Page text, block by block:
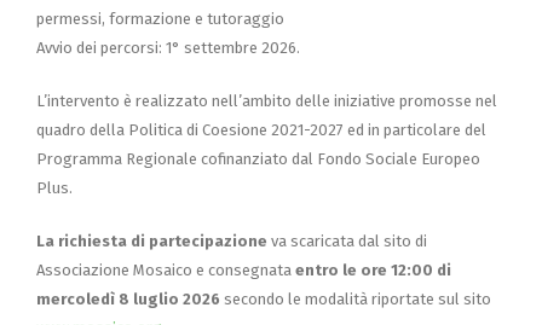
permessi, formazione e tutoraggio
Avvio dei percorsi: 1° settembre 2026.
L’intervento è realizzato nell’ambito delle iniziative promosse nel
quadro della Politica di Coesione 2021-2027 ed in particolare del
Programma Regionale cofinanziato dal Fondo Sociale Europeo
Plus.
La richiesta di partecipazione va scaricata dal sito di
Associazione Mosaico e consegnata entro le ore 12:00 di
mercoledì 8 luglio 2026 secondo le modalità riportate sul sito